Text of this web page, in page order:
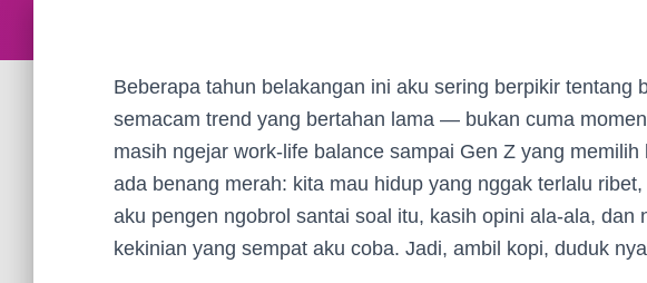
Beberapa tahun belakangan ini aku sering berpikir tentang
semacam trend yang bertahan lama — bukan cuma
masih ngejar work-life balance sampai Gen Z yang
ada benang merah: kita mau hidup yang nggak terlalu
aku pengen ngobrol santai soal itu, kasih opini ala-ala, dan
kekinian yang sempat aku coba. Jadi, ambil kopi, duduk